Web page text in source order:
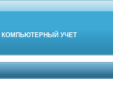
КОМПЬЮТЕРНЫЙ УЧЕТ